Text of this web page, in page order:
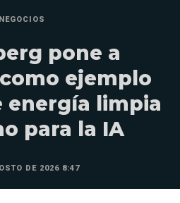
NEGOCIOS
pone a
ejemplo
energía limpia
para la IA
DE 2026 8:47